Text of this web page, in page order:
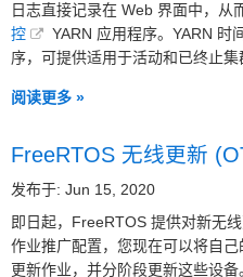
日志直接记录在 Web 界面中，从
控
YARN 应用程序。YARN 时
序，可提供适用于活动和已终止集
阅读更多 »
FreeRTOS 无线更新
发布于: Jun 15, 2020
即日起，FreeRTOS 提供对新无
作业推广配置，您现在可以将自
更新作业，并分阶段更新这些设